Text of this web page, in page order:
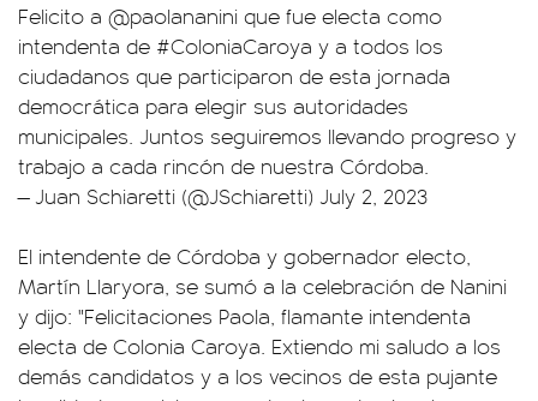
Felicito a @paolananini que fue electa como
intendenta de #ColoniaCaroya y a todos los
ciudadanos que participaron de esta jornada
democrática para elegir sus autoridades
municipales. Juntos seguiremos llevando progreso y
trabajo a cada rincón de nuestra Córdoba.
— Juan Schiaretti (@JSchiaretti) July 2, 2023
El intendente de Córdoba y gobernador electo,
Martín Llaryora, se sumó a la celebración de Nanini
y dijo: "Felicitaciones Paola, flamante intendenta
electa de Colonia Caroya. Extiendo mi saludo a los
demás candidatos y a los vecinos de esta pujante